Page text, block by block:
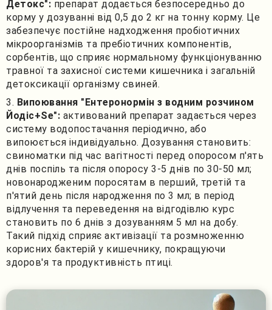
Детокс": препарат додається безпосередньо до
корму у дозуванні від 0,5 до 2 кг на тонну корму. Це
забезпечує постійне надходження пробіотичних
мікроорганізмів та пребіотичних компонентів,
сорбентів, що сприяє нормальному функціонуванню
травної та захисної системи кишечника і загальній
детоксикації організму свиней.
Випоювання "Ентеронормін з водним розчином
Йодіс+Se": активований препарат задається через
систему водопостачання періодично, або
випоюється індивідуально. Дозування становить:
свиноматки під час вагітності перед опоросом п'ять
днів поспіль та після опоросу 3-5 днів по 30-50 мл;
новонародженим поросятам в перший, третій та
п'ятий день після народження по 3 мл; в період
відлучення та переведення на відгодівлю курс
становить по 6 днів з дозуванням 5 мл на добу.
Такий підхід сприяє активізації та розмноженню
корисних бактерій у кишечнику, покращуючи
здоров'я та продуктивність птиці.